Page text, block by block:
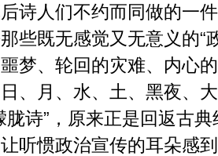
诗人们不约而同做的一
些既无感觉又无意义的“
梦、轮回的灾难、内心
、月、水、土、黑夜、
胧诗”，原来正是回返古
听惯政治宣传的耳朵感